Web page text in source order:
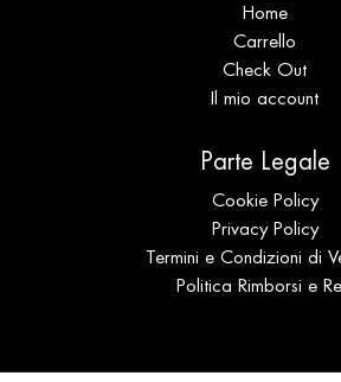
Home
Carrello
Check Out
Il mio account
Parte Legale
Cookie Policy
Privacy Policy
Termini e Condizioni di
Politica Rimborsi e